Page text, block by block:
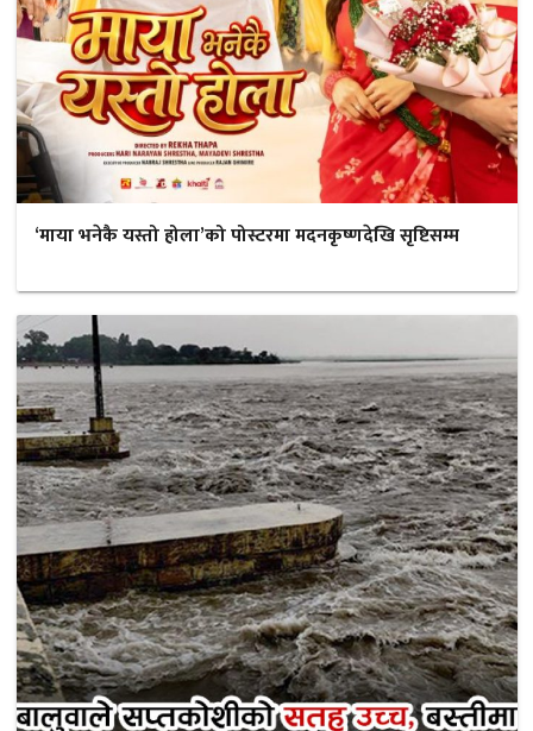
‘माया भनेकै यस्तो होला’को पोस्टरमा मदनकृष्णदेखि सृष्टिसम्म